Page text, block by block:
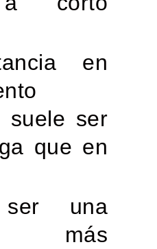
en
suele ser
que en
ser una
más